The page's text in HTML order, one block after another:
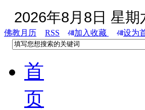
2026年8月8日 星期
佛教月历 RSS 加入收藏
设为
首
页